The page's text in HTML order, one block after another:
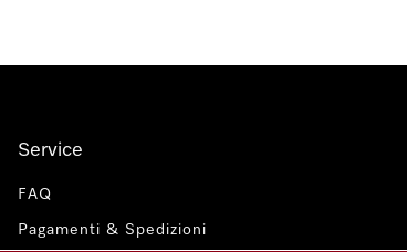
Service
FAQ
Pagamenti & Spedizioni